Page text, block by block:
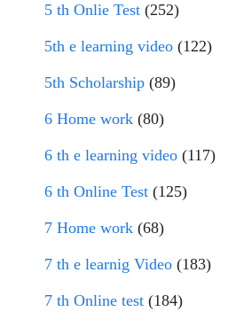
5 th Onlie Test (252)
5th e learning video (122)
5th Scholarship (89)
6 Home work (80)
6 th e learning video (117)
6 th Online Test (125)
7 Home work (68)
7 th e learnig Video (183)
7 th Online test (184)